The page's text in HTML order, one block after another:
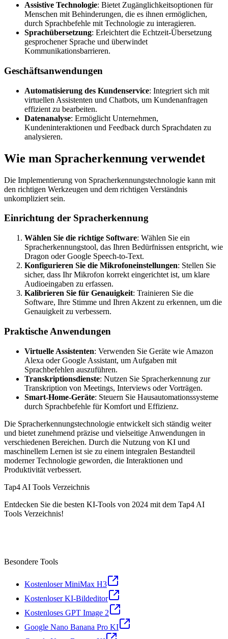
Assistive Technologie: Bietet Zugänglichkeitsoptionen für
Menschen mit Behinderungen, die es ihnen ermöglichen,
durch Sprachbefehle mit Technologie zu interagieren.
Sprachübersetzung: Erleichtert die Echtzeit-Übersetzung
gesprochener Sprache und überwindet
Kommunikationsbarrieren.
Geschäftsanwendungen
Automatisierung des Kundenservice: Integriert sich mit
virtuellen Assistenten und Chatbots, um Kundenanfragen
effizient zu bearbeiten.
Datenanalyse: Ermöglicht Unternehmen,
Kundeninteraktionen und Feedback durch Sprachdaten zu
analysieren.
Wie man Spracherkennung verwendet
Die Implementierung von Spracherkennungstechnologie kann mit
den richtigen Werkzeugen und dem richtigen Verständnis
unkompliziert sein.
Einrichtung der Spracherkennung
Wählen Sie die richtige Software: Wählen Sie ein
Spracherkennungstool, das Ihren Bedürfnissen entspricht, wie
Dragon oder Google Speech-to-Text.
Konfigurieren Sie die Mikrofoneinstellungen: Stellen Sie
sicher, dass Ihr Mikrofon korrekt eingerichtet ist, um klare
Audioeingaben zu erfassen.
Kalibrieren Sie für Genauigkeit: Trainieren Sie die
Software, Ihre Stimme und Ihren Akzent zu erkennen, um die
Genauigkeit zu verbessern.
Praktische Anwendungen
Virtuelle Assistenten: Verwenden Sie Geräte wie Amazon
Alexa oder Google Assistant, um Aufgaben mit
Sprachbefehlen auszuführen.
Transkriptionsdienste: Nutzen Sie Spracherkennung zur
Transkription von Meetings, Interviews oder Vorträgen.
Smart-Home-Geräte: Steuern Sie Hausautomationssysteme
durch Sprachbefehle für Komfort und Effizienz.
Die Spracherkennungstechnologie entwickelt sich ständig weiter
und bietet zunehmend präzise und vielseitige Anwendungen in
verschiedenen Bereichen. Durch die Nutzung von KI und
maschinellem Lernen ist sie zu einem integralen Bestandteil
moderner Technologie geworden, die Interaktionen und
Produktivität verbessert.
Tap4 AI Tools Verzeichnis
Entdecken Sie die besten KI-Tools von 2024 mit dem Tap4 AI
Tools Verzeichnis!
Besondere Tools
Kostenloser MiniMax H3
Kostenloser KI-Bildeditor
Kostenloses GPT Image 2
Google Nano Banana Pro KI